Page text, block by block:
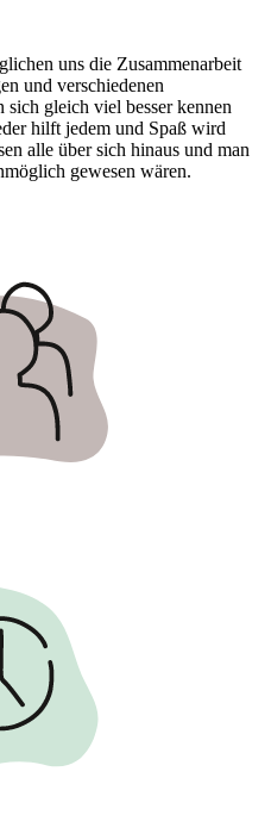
uns die Zusammenarbeit
und verschiedenen
gleich viel besser kennen
hilft jedem und Spaß wird
alle über sich hinaus und man
gewesen wären.